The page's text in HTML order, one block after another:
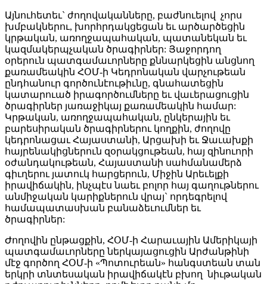
Այնուհետեւ` ժողովականները, բաժնուելով չորս
խմբակներու, խորհրդակցեցան եւ արծարծեցին
կրթական, առողջապահական, պատանեկան եւ
կազմակերպչական ծրագիրներ: Յաջորդող
օրերուն պատգամաւորները քննարկեցին անցնող
քառամեակին ՀՕՄ-ի Կեդրոնական վարչութեան
ընդհանուր գործունէութիւնը, գնահատեցին
կատարուած իրագործումները եւ վաւերացուցին
ծրագիրներ յառաջիկայ քառամեակին համար:
Կրթական, առողջապահական, ընկերային եւ
բարեսիրական ծրագիրներու կողքին, ժողովը
կեդրոնացաւ Հայաստանի, Արցախի եւ Ջաւախքի
հայրենակիցներուն զօրակցութեան, հայ զինուորի
օժանդակութեան, Հայաստանի սահմանամերձ
գիւղերու յատուկ հարցերուն, Միջին Արեւելքի
իրավիճակին, ինչպէս նաեւ բոլոր հայ գաղութներու
անմիջական կարիքներուն վրայ` որդեգրելով
համապատասխան բանաձեւումներ եւ
ծրագիրներ:
Ժողովին ընթացքին, ՀՕՄ-ի Հարաւային Ամերիկայի
պատգամաւորները ներկայացուցին Արժանթինի
մէջ գործող ՀՕՄ-ի «Պոտուրեան» հանգստեան տան
երկրի տնտեսական իրավիճակէն բխող նիւթական